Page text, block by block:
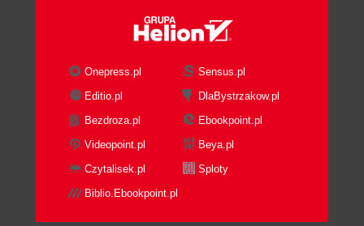
Onepress.pl
Sensus.pl
Editio.pl
DlaBystrzakow.pl
Bezdroza.pl
Ebookpoint.pl
Videopoint.pl
Beya.pl
Czytalisek.pl
Sploty
Biblio.Ebookpoint.pl